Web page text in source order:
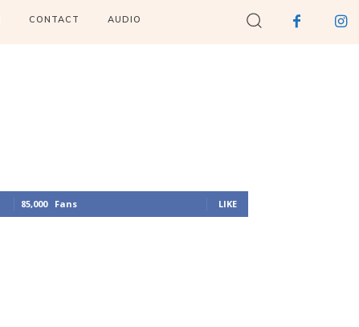
CONTACT AUDIO
85,000 Fans LIKE